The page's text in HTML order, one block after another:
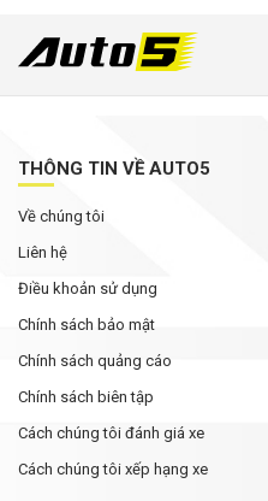
THÔNG TIN VỀ AUTO5
Về chúng tôi
Liên hệ
Điều khoản sử dụng
Chính sách bảo mật
Chính sách quảng cáo
Chính sách biên tập
Cách chúng tôi đánh giá xe
Cách chúng tôi xếp hạng xe